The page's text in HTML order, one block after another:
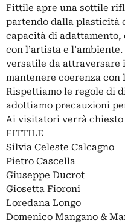
Fittile apre una sottile
partendo dalla plasticità
capacità di adattamento,
con l’artista e
versatile da attraversare
mantenere coerenza
Rispettiamo le regole di
adottiamo precauzioni
Ai visitatori verrà chiesto
FITTILE
Silvia Celeste Calcagno
Pietro Cascella
Giuseppe Ducrot
Giosetta Fioroni
Loredana Longo
Domenico Mangano &